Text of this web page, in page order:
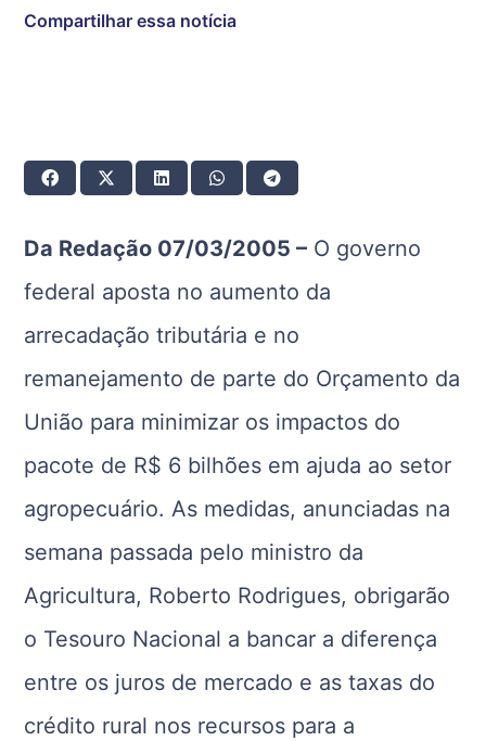
Compartilhar essa notícia
Da Redação 07/03/2005 – O governo
federal aposta no aumento da
arrecadação tributária e no
remanejamento de parte do Orçamento da
União para minimizar os impactos do
pacote de R$ 6 bilhões em ajuda ao setor
agropecuário. As medidas, anunciadas na
semana passada pelo ministro da
Agricultura, Roberto Rodrigues, obrigarão
o Tesouro Nacional a bancar a diferença
entre os juros de mercado e as taxas do
crédito rural nos recursos para a